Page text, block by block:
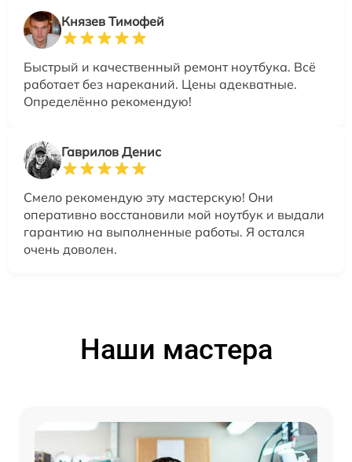
Князев Тимофей
Быстрый и качественный ремонт ноутбука. Всё
работает без нареканий. Цены адекватные.
Определённо рекомендую!
Гаврилов Денис
Смело рекомендую эту мастерскую! Они
оперативно восстановили мой ноутбук и выдали
гарантию на выполненные работы. Я остался
очень доволен.
Наши мастера